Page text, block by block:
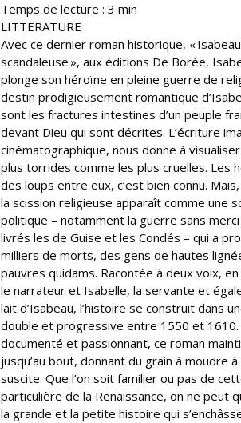
Temps de lecture :3 min
LITTERATURE
Avec ce dernier roman historique, «
scandaleuse », aux éditions De Borée,
plonge son héroïne en pleine guerre de
destin prodigieusement romantique
sont les fractures intestines d’un peuple
devant Dieu qui sont décrites. L’écriture
cinématographique, nous donne à
plus torrides comme les plus cruelles. Les
des loups entre eux, c’est bien connu.
la scission religieuse apparaît comme une
politique – notamment la guerre sans
livrés les de Guise et les Condés – qui a
milliers de morts, des gens de hautes
pauvres quidams. Racontée à deux voix,
le narrateur et Isabelle, la servante et
lait d’Isabeau, l’histoire se construit dans
double et progressive entre 1550 et 1610.
documenté et passionnant, ce roman
jusqu’au bout, donnant du grain à moudre à
suscite. Que l’on soit familier ou pas de
particulière de la Renaissance, on ne peut
la grande et la petite histoire qui